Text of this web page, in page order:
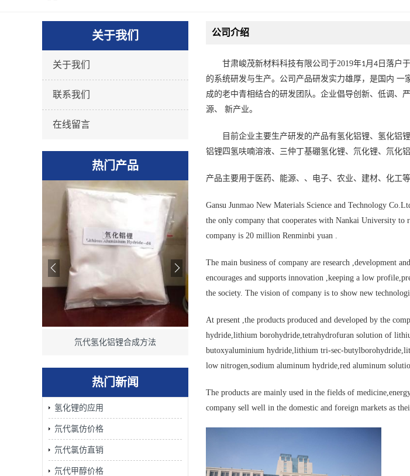
关于我们
关于我们
联系我们
在线留言
热门产品
氘代氢化铝锂合成方法 氘代氢化铝锂物理性质
热门新闻
氢化锂的应用
氘代氯仿价格
氘代氯仿直销
氘代甲醇价格
公司介绍
甘肃峻茂新材料科技有限公司于2019年1月 4 日落户
的系统研发与生产。公司产品研发实力雄厚，是国内
成的老中青相结合的研发团队。企业倡导创新、低调、
源、 新产业。
目前企业主要生产研发的产品有氢化铝锂、氢化铝
铝锂四氢呋喃溶液、三仲丁基硼氢化锂、氘化锂、氘化
产品主要用于医药、能源、、电子、农业、建材、化工
Gansu Junmao New Materials Science and Technology
the only company that cooperates with Nankai University to
company is 20 million Renminbi yuan .
The main business of company are research ,development
encourages and supports innovation ,keeping a low
the society. The vision of company is to show new
At present ,the products produced and developed by the
hydride,lithium borohydride,tetrahydrofuran solution of
butoxyaluminium hydride,lithium tri-sec-
low nitrogen,sodium aluminum hydride,red aluminum
The products are mainly used in the fields of
company sell well in the domestic and foreign markets as